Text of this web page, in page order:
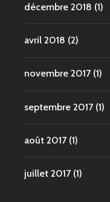
décembre 2018 (1)
avril 2018 (2)
novembre 2017 (1)
septembre 2017 (1)
août 2017 (1)
juillet 2017 (1)